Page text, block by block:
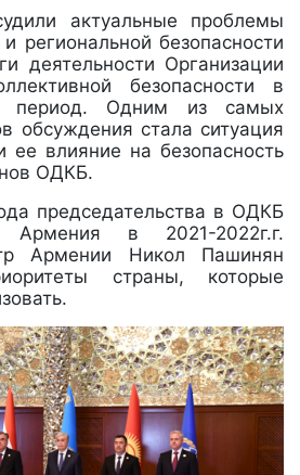
актуальные проблемы
региональной безопасности
деятельности Организации
безопасности в
период. Одним из самых
обсуждения стала ситуация
ее влияние на безопасность
ОДКБ.
председательства в ОДКБ
Армения в 2021-2022г.г.
Армении Никол Пашинян
страны, которые